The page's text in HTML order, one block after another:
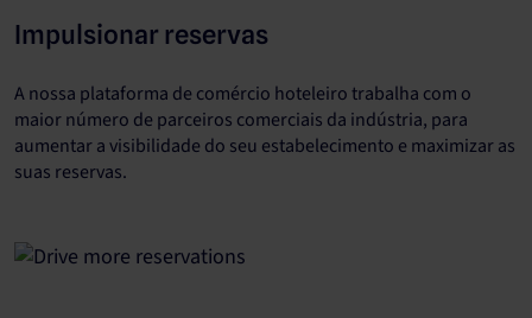
Impulsionar reservas
A nossa plataforma de comércio hoteleiro trabalha com o
maior número de parceiros comerciais da indústria, para
aumentar a visibilidade do seu estabelecimento e maximizar as
suas reservas.